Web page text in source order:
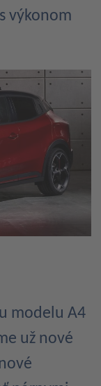
výkonom
modelu A4
už nové